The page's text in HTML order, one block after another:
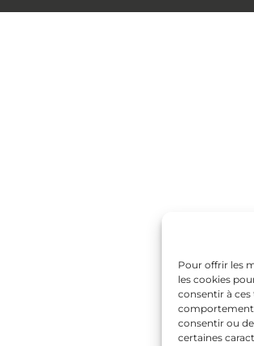
Pour offrir les
les cookies
consentir à
comportement
consentir ou
certaines